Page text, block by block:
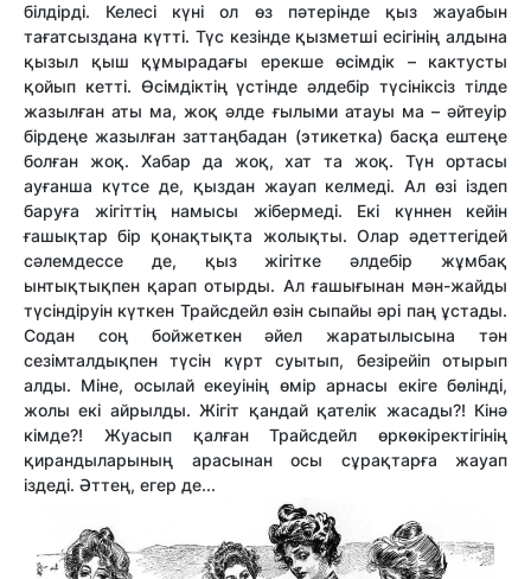
білдірді. Келесі күні ол өз пәтерінде қыз жауабын
тағатсыздана күтті. Түс кезінде қызметші есігінің алдына
қызыл қыш құмырадағы ерекше өсімдік – кактусты
қойып кетті. Өсімдіктің үстінде әлдебір түсініксіз тілде
жазылған аты ма, жоқ әлде ғылыми атауы ма – әйтеуір
бірдеңе жазылған заттаңбадан (этикетка) басқа ештеңе
болған жоқ. Хабар да жоқ, хат та жоқ. Түн ортасы
ауғанша күтсе де, қыздан жауап келмеді. Ал өзі іздеп
баруға жігіттің намысы жібермеді. Екі күннен кейін
ғашықтар бір қонақтықта жолықты. Олар әдеттегідей
сәлемдессе де, қыз жігітке әлдебір жұмбақ
ынтықтықпен қарап отырды. Ал ғашығынан мән-жайды
түсіндіруін күткен Трайсдейл өзін сыпайы әрі паң ұстады.
Содан соң бойжеткен әйел жаратылысына тән
сезімталдықпен түсін күрт суытып, безірейіп отырып
алды. Міне, осылай екеуінің өмір арнасы екіге бөлінді,
жолы екі айрылды. Жігіт қандай қателік жасады?! Кінә
кімде?! Жуасып қалған Трайсдейл өркөкіректігінің
қирандыларының арасынан осы сұрақтарға жауап
іздеді. Әттең, егер де...